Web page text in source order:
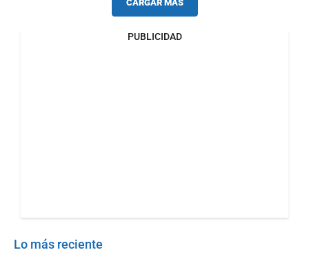
CARGAR MÁS
PUBLICIDAD
Lo más reciente